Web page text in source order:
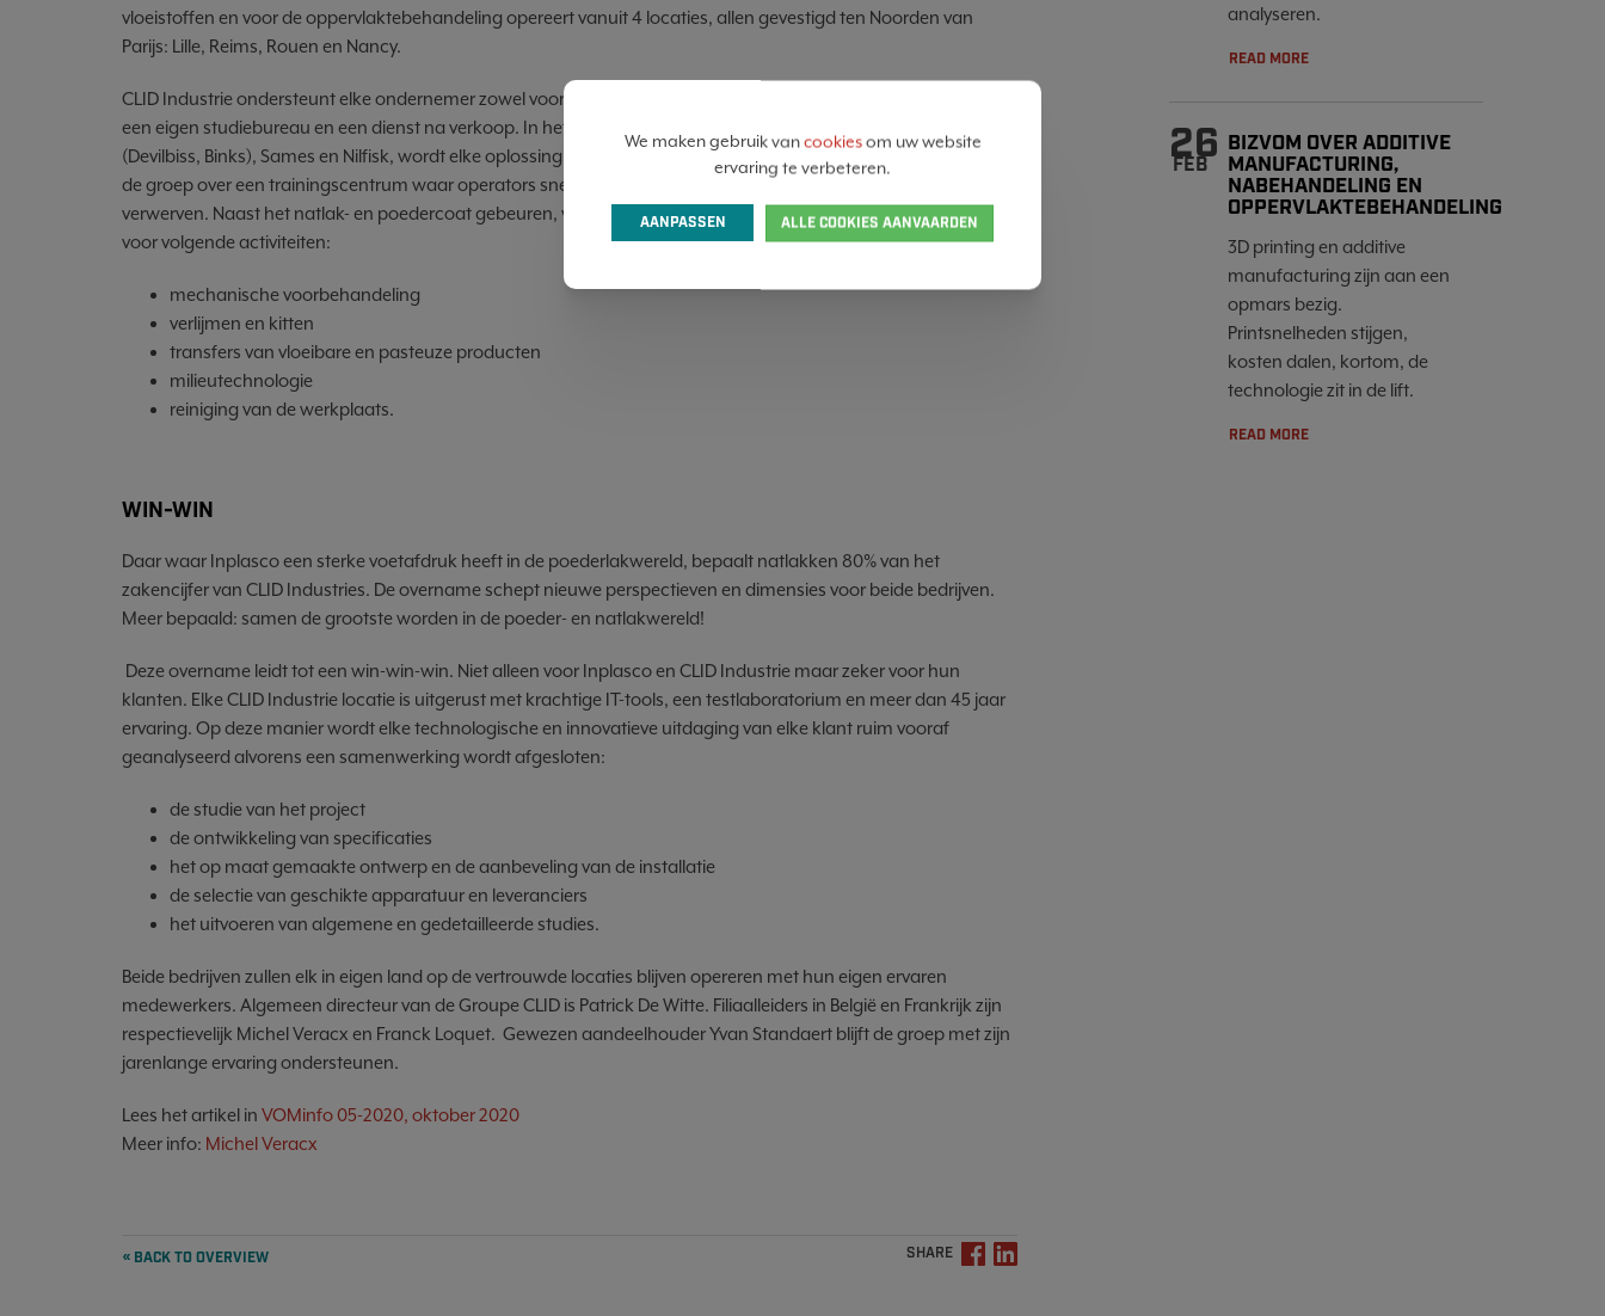
vloeistoffen en voor de oppervlaktebehandeling opereert vanuit 4 locaties, allen gevestigd ten Noorden van
Parijs: Lille, Reims, Rouen en Nancy.
CLID Industrie ondersteunt elke ondernemer zowel voor, tijdens als na een aankoop. Het bedrijf beschikt over
een eigen studiebureau en een dienst na verkoop. In het uitgerust labo, geaccrediteerd door Graco, Carlisle
(Devilbiss, Binks), Sames en Nilfisk, wordt elke oplossing uitgetest op techniek en onderhoud. Bovendien beschikt
de groep over een trainingscentrum waar operators snel en efficiënt het vereiste vakmanschap kunnen
verwerven. Naast het natlak- en poedercoat gebeuren, verdeelt Clid Industries ook hoogwaardige apparatuur
voor volgende activiteiten:
mechanische voorbehandeling
verlijmen en kitten
transfers van vloeibare en pasteuze producten
milieutechnologie
reiniging van de werkplaats.
WIN-WIN
Daar waar Inplasco een sterke voetafdruk heeft in de poederlakwereld, bepaalt natlakken 80% van het
zakencijfer van CLID Industries. De overname schept nieuwe perspectieven en dimensies voor beide bedrijven.
Meer bepaald: samen de grootste worden in de poeder- en natlakwereld!
Deze overname leidt tot een win-win-win. Niet alleen voor Inplasco en CLID Industrie maar zeker voor hun
klanten. Elke CLID Industrie locatie is uitgerust met krachtige IT-tools, een testlaboratorium en meer dan 45 jaar
ervaring. Op deze manier wordt elke technologische en innovatieve uitdaging van elke klant ruim vooraf
geanalyseerd alvorens een samenwerking wordt afgesloten:
de studie van het project
de ontwikkeling van specificaties
het op maat gemaakte ontwerp en de aanbeveling van de installatie
de selectie van geschikte apparatuur en leveranciers
het uitvoeren van algemene en gedetailleerde studies.
Beide bedrijven zullen elk in eigen land op de vertrouwde locaties blijven opereren met hun eigen ervaren
medewerkers. Algemeen directeur van de Groupe CLID is Patrick De Witte. Filiaalleiders in België en Frankrijk zijn
respectievelijk Michel Veracx en Franck Loquet. Gewezen aandeelhouder Yvan Standaert blijft de groep met zijn
jarenlange ervaring ondersteunen.
Lees het artikel in VOMinfo 05-2020, oktober 2020
Meer info: Michel Veracx
« BACK TO OVERVIEW SHARE
analyseren.
READ MORE
26
FEB
BIZVOM OVER ADDITIVE
MANUFACTURING,
NABEHANDELING EN
OPPERVLAKTEBEHANDELING
3D printing en additive
manufacturing zijn aan een
opmars bezig.
Printsnelheden stijgen,
kosten dalen, kortom, de
technologie zit in de lift.
READ MORE
We maken gebruik vancookiesom uw website
ervaring te verbeteren.
AANPASSEN ALLE COOKIES AANVAARDEN